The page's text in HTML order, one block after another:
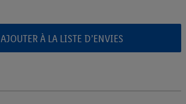
AJOUTER À LA LISTE D’ENVIES